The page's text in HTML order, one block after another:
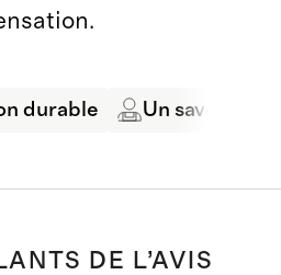
durable Un savoir-
DE L’AVIS